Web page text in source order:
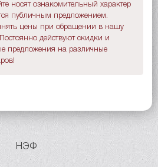
носят ознакомительный характер
публичным предложением.
цены при обращении в нашу
действуют скидки и
предложения на различные
НЭФ